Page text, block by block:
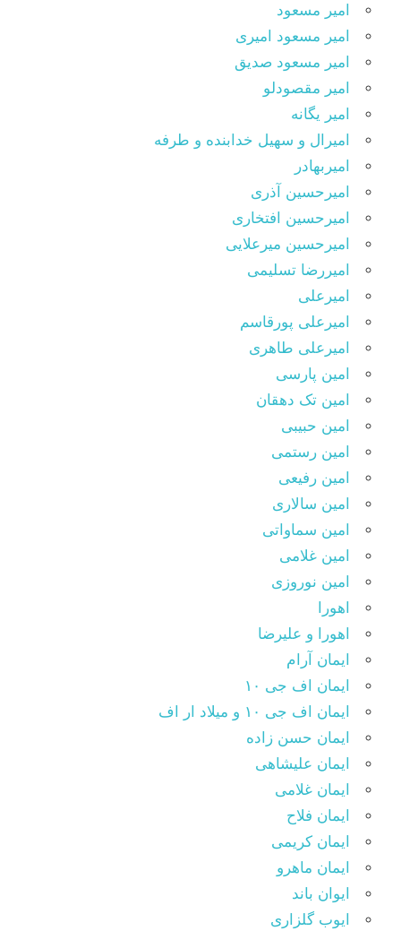
امیر مسعود
امیر مسعود امیری
امیر مسعود صدیق
امیر مقصودلو
امیر یگانه
امیرال و سهیل خدابنده و طرفه
امیربهادر
امیرحسین آذری
امیرحسین افتخاری
امیرحسین میرعلایی
امیررضا تسلیمی
امیرعلی
امیرعلی پورقاسم
امیرعلی طاهری
امین پارسی
امین تک دهقان
امین حبیبی
امین رستمی
امین رفیعی
امین سالاری
امین سماواتی
امین غلامی
امین نوروزی
اهورا
اهورا و علیرضا
ایمان آرام
ایمان اف جی ۱۰
ایمان اف جی ۱۰ و میلاد ار اف
ایمان حسن زاده
ایمان علیشاهی
ایمان غلامی
ایمان فلاح
ایمان کریمی
ایمان ماهرو
ایوان باند
ایوب گلزاری